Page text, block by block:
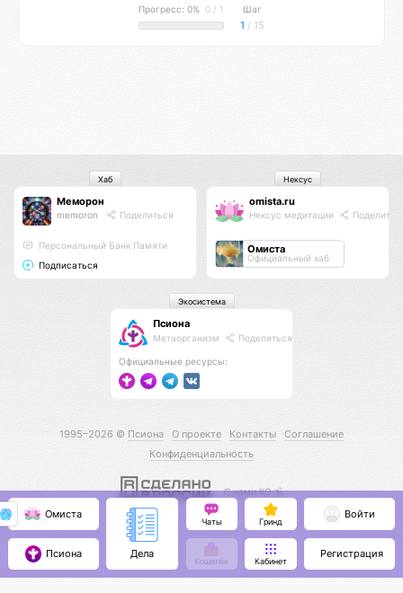
Прогресс: 0% 0 / 1 Шаг
1 / 15
Меморон
memoron Поделиться
Персональный Банк Памяти
Подписаться
Хаб
omista.ru
Нексус медитации
Омиста
Официальный хаб
Нексус
Псиона
Метаорганизм Поделиться
Официальные ресурсы:
Экосистема
1995–2026 © Псиона О проекте Контакты
Соглашение
Конфиденциальность
С нами КО 🕉️
Омиста
Псиона Дела
Чаты Гринд
Кошелёк Кабинет
Войти
Регистрация